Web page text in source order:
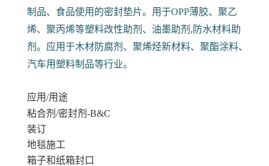
制品、食品使用的密封垫片。用于OPP薄胶、聚乙
烯、聚丙烯等塑料改性助剂、油墨助剂,防水材料助
剂。应用于木材防腐剂、聚烯烃新材料、聚酯涂料、
汽车用塑料制品等行业。
应用/用途
粘合剂/密封剂-B&C
装订
地毯施工
箱子和纸箱封口